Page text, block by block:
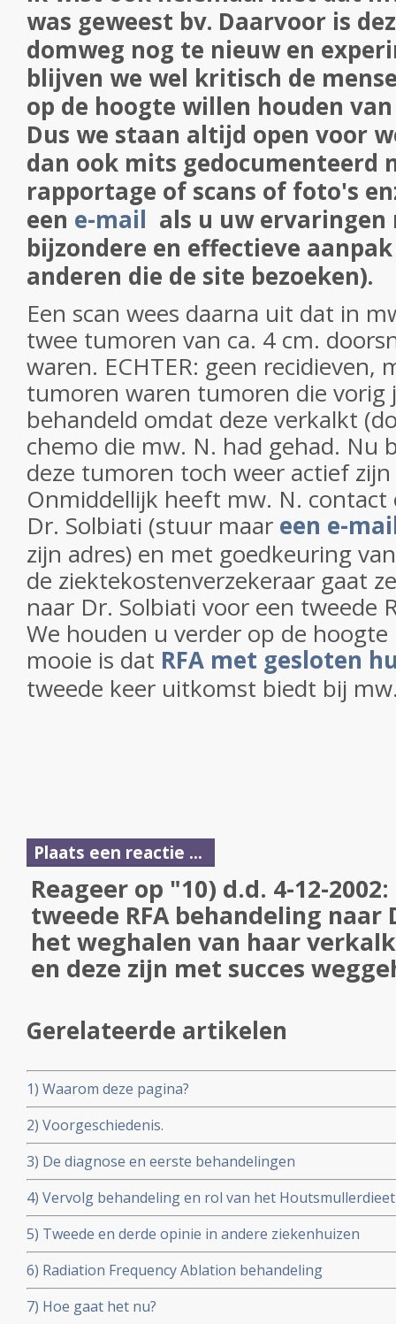
was geweest bv. Daarvoor is
domweg nog te nieuw en
blijven we wel kritisch de
op de hoogte willen houden
Dus we staan altijd open voor
dan ook mits gedocumenteerd
rapportage of scans of foto's
een e-mail als u uw ervaringen
bijzondere en effectieve
anderen die de site bezoeken).
Een scan wees daarna uit dat in
twee tumoren van ca. 4 cm.
waren. ECHTER: geen recidieven,
tumoren waren tumoren die vorig
behandeld omdat deze verkalkt
chemo die mw. N. had gehad. Nu
deze tumoren toch weer actief
Onmiddellijk heeft mw. N.
Dr. Solbiati (stuur maar een e-
zijn adres) en met goedkeuring
de ziektekostenverzekeraar gaat
naar Dr. Solbiati voor een tweede
We houden u verder op de
mooie is dat RFA met gesloten
tweede keer uitkomst biedt bij
Plaats een reactie ...
Reageer op "10) d.d. 4-12-
tweede RFA behandeling naar
het weghalen van haar
en deze zijn met succes
Gerelateerde artikelen
1) Waarom deze pagina?
2) Voorgeschiedenis.
3) De diagnose en eerste behandelingen
4) Vervolg behandeling en rol van het
5) Tweede en derde opinie in andere ziekenhuizen
6) Radiation Frequency Ablation behandeling
7) Hoe gaat het nu?